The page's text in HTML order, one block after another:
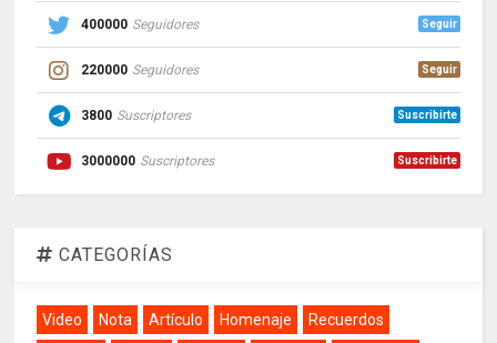
400000 Seguidores Seguir
220000 Seguidores Seguir
3800 Suscriptores Suscribirte
3000000 Suscriptores Suscribirte
CATEGORÍAS
Video Nota Artículo Homenaje
Recuerdos